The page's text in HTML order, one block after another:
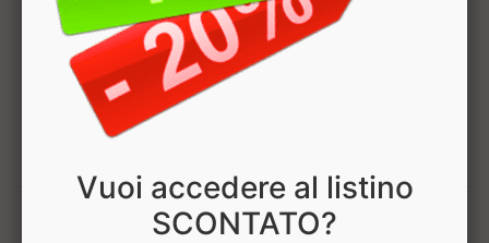
Vuoi accedere al listino
SCONTATO?